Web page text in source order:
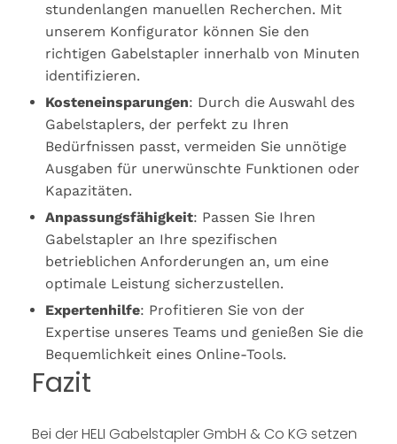
stundenlangen manuellen Recherchen. Mit
unserem Konfigurator können Sie den
richtigen Gabelstapler innerhalb von Minuten
identifizieren.
Kosteneinsparungen: Durch die Auswahl des
Gabelstaplers, der perfekt zu Ihren
Bedürfnissen passt, vermeiden Sie unnötige
Ausgaben für unerwünschte Funktionen oder
Kapazitäten.
Anpassungsfähigkeit: Passen Sie Ihren
Gabelstapler an Ihre spezifischen
betrieblichen Anforderungen an, um eine
optimale Leistung sicherzustellen.
Expertenhilfe: Profitieren Sie von der
Expertise unseres Teams und genießen Sie die
Bequemlichkeit eines Online-Tools.
Fazit
Bei der HELI Gabelstapler GmbH & Co KG setzen